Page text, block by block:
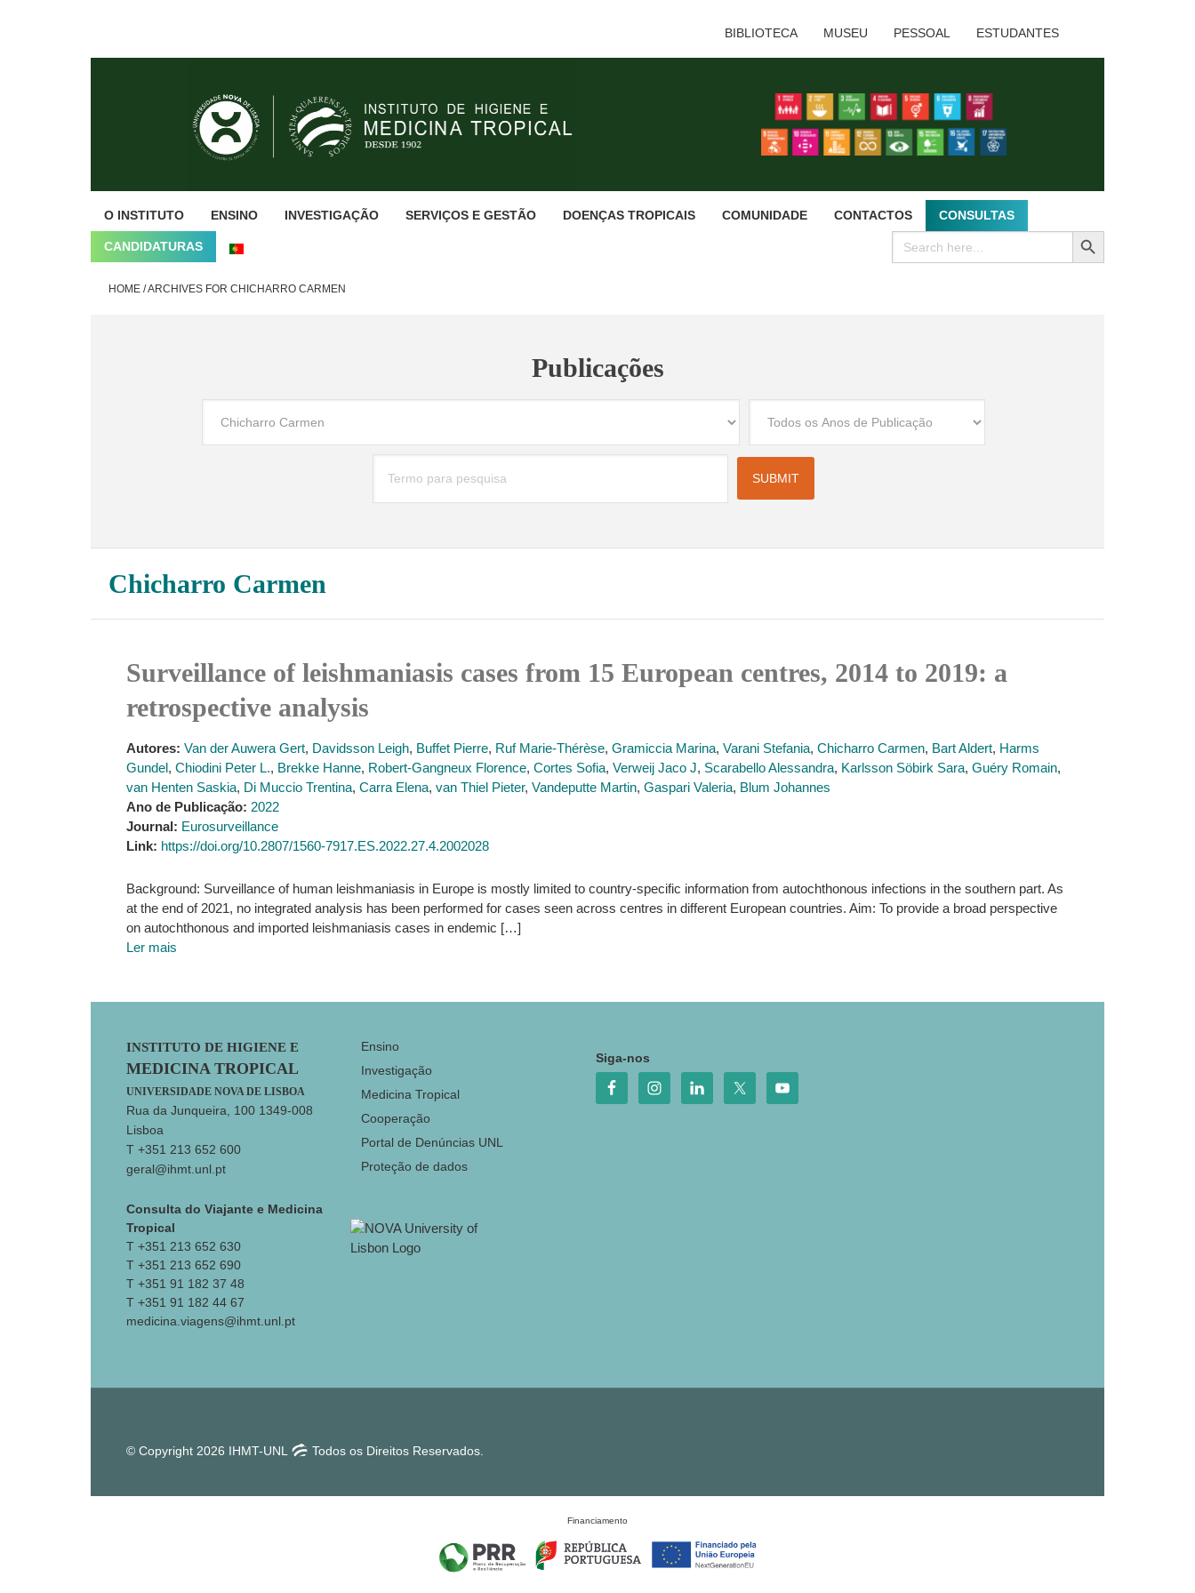
BIBLIOTECA MUSEU PESSOAL ESTUDANTES
O INSTITUTO ENSINO INVESTIGAÇÃO SERVIÇOS E GESTÃO DOENÇAS TROPICAIS COMUNIDADE CONTACTOS CONSULTAS
CANDIDATURAS
Search
for:
SEARCH BUTTON
HOME /ARCHIVES FOR CHICHARRO CARMEN
Publicações
Chicharro Carmen
Surveillance of leishmaniasis cases from 15 European centres, 2014 to 2019: a
retrospective analysis
Autores: Van der Auwera Gert, Davidsson Leigh, Buffet Pierre, Ruf Marie-Thérèse, Gramiccia Marina, Varani Stefania, Chicharro Carmen, Bart Aldert, Harms
Gundel, Chiodini Peter L., Brekke Hanne, Robert-Gangneux Florence, Cortes Sofia, Verweij Jaco J, Scarabello Alessandra, Karlsson Söbirk Sara, Guéry Romain,
van Henten Saskia, Di Muccio Trentina, Carra Elena, van Thiel Pieter, Vandeputte Martin, Gaspari Valeria, Blum Johannes
Ano de Publicação: 2022
Journal: Eurosurveillance
Link: https://doi.org/10.2807/1560-7917.ES.2022.27.4.2002028
Background: Surveillance of human leishmaniasis in Europe is mostly limited to country-specific information from autochthonous infections in the southern part. As
at the end of 2021, no integrated analysis has been performed for cases seen across centres in different European countries. Aim: To provide a broad perspective
on autochthonous and imported leishmaniasis cases in endemic […]
Ler mais
Footer
INSTITUTO DE HIGIENE E
MEDICINA TROPICAL
UNIVERSIDADE NOVA DE LISBOA
Rua da Junqueira, 100 1349-008
Lisboa
T +351 213 652 600
geral@ihmt.unl.pt
Consulta do Viajante e Medicina
Tropical
T +351 213 652 630
T +351 213 652 690
T +351 91 182 37 48
T +351 91 182 44 67
medicina.viagens@ihmt.unl.pt
Ensino
Investigação
Medicina Tropical
Cooperação
Portal de Denúncias UNL
Proteção de dados
Siga-nos
© Copyright 2026 IHMT-UNL Todos os Direitos Reservados.
Financiamento